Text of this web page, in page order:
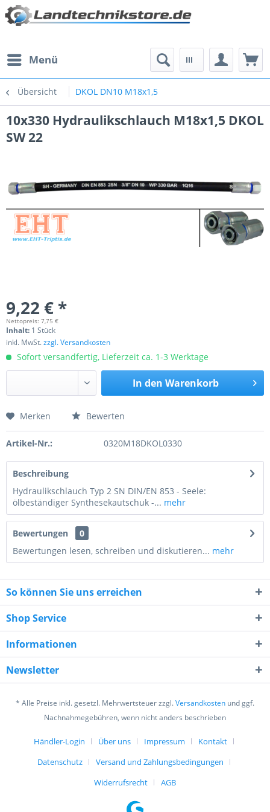
Menü
Übersicht DKOL DN10 M18x1,5
10x330 Hydraulikschlauch M18x1,5 DKOL
SW 22
9,22 € *
Nettopreis: 7,75 €
Inhalt: 1 Stück
inkl. MwSt.zzgl. Versandkosten
Sofort versandfertig, Lieferzeit ca. 1-3 Werktage
In den Warenkorb
Preis anfragen
8 - 4 = ?
Ich habe dieDatenschutzerklärunggelesen,
verstanden und stimme zu. *
Merken Bewerten
Artikel-Nr.: 0320M18DKOL0330
Beschreibung
Hydraulikschlauch Typ 2 SN DIN/EN 853 - Seele:
ölbeständiger Synthesekautschuk -... mehr
Bewertungen
0
Bewertungen lesen, schreiben und diskutieren... mehr
So können Sie uns erreichen
Shop Service
Informationen
Newsletter
* Alle Preise inkl. gesetzl. Mehrwertsteuer zzgl.Versandkosten und ggf.
Nachnahmegebühren, wenn nicht anders beschrieben
Händler-Login Über uns Impressum
Kontakt
Datenschutz
Versand und Zahlungsbedingungen
Widerrufsrecht
AGB